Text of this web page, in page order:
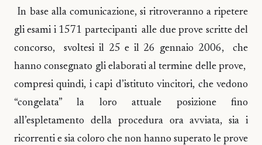
In base alla comunicazione, si ritroveranno a ripetere
gli esami i 1571 partecipanti alle due prove scritte del
concorso, svoltesi il 25 e il 26 gennaio 2006, che
hanno consegnato gli elaborati al termine delle prove,
compresi quindi, i capi d’istituto vincitori, che vedono
“congelata” la loro attuale posizione fino
all’espletamento della procedura ora avviata, sia i
ricorrenti e sia coloro che non hanno superato le prove